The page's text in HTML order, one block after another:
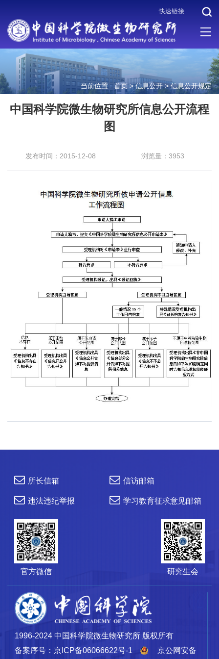
快速链接
当前位置 : 首页 >信息公开>信息公开规定
中国科学院微生物研究所信息公开流程
图
发布时间：2015-12-08 浏览量：3953
所长信箱 信访邮箱
违法违纪举报 学习教育征求意见邮箱
官方微信 研究生会
1996-2024 中国科学院微生物研究所 版权所有
备案序号：京ICP备06066622号-1
京公网安备